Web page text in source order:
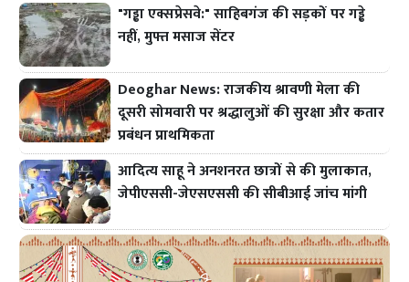
"गड्ढा एक्सप्रेसवे:" साहिबगंज की सड़कों पर गड्ढे
नहीं, मुफ्त मसाज सेंटर
Deoghar News: राजकीय श्रावणी मेला की
दूसरी सोमवारी पर श्रद्धालुओं की सुरक्षा और कतार
प्रबंधन प्राथमिकता
आदित्य साहू ने अनशनरत छात्रों से की मुलाकात,
जेपीएससी-जेएसएससी की सीबीआई जांच मांगी